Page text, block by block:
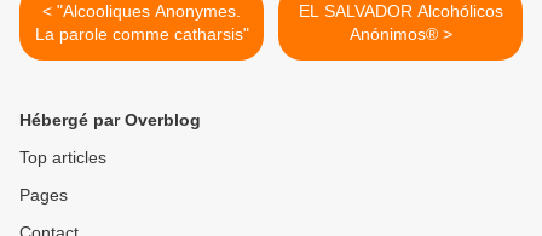
< "Alcooliques Anonymes.
La parole comme catharsis"
EL SALVADOR Alcohólicos
Anónimos® >
Hébergé par Overblog
Top articles
Pages